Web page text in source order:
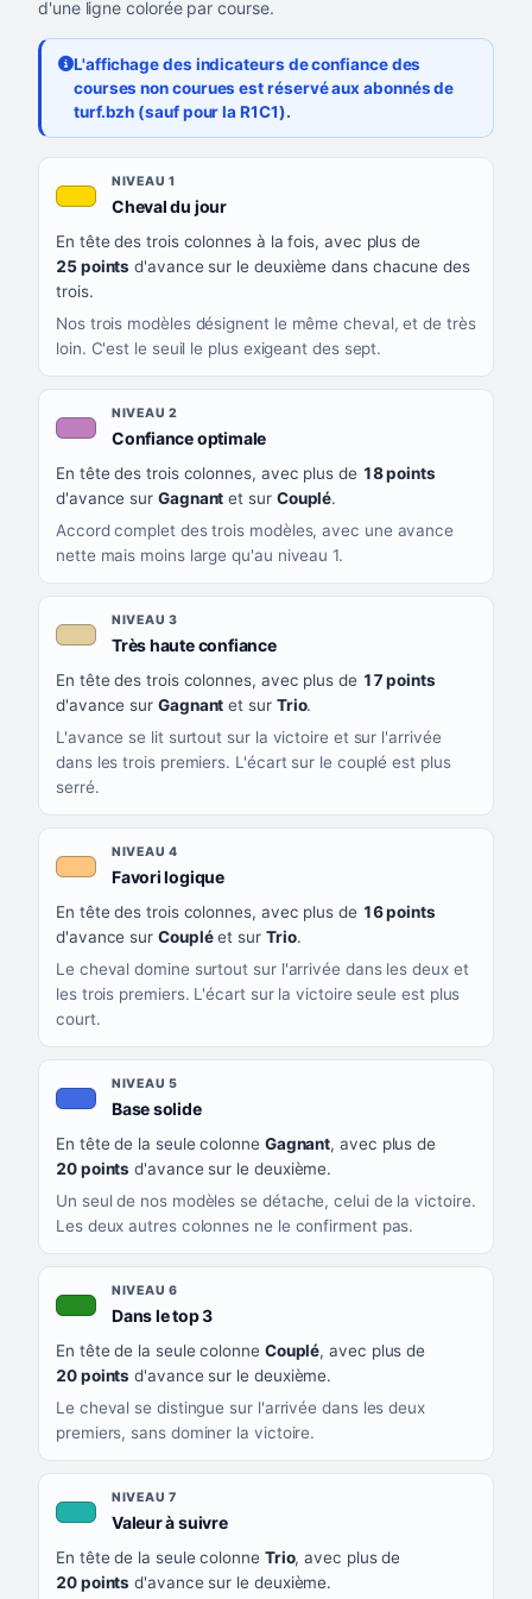
d'une ligne colorée par course.
L'affichage des indicateurs de confiance des
courses non courues est réservé aux abonnés de
turf.bzh (sauf pour la R1C1).
QUAND LA LIGNE PREND CETTE COULEUR
CE QUE CELA VOUS DIT
NIVEAU 1
Cheval du jour, couleur jaune or
En tête des trois colonnes à la fois, avec plus de
25 points d'avance sur le deuxième dans chacune des
trois.
Nos trois modèles désignent le même cheval, et de très
loin. C'est le seuil le plus exigeant des sept.
NIVEAU 2
Confiance optimale, couleur mauve
En tête des trois colonnes, avec plus de 18 points
d'avance sur Gagnant et sur Couplé.
Accord complet des trois modèles, avec une avance
nette mais moins large qu'au niveau 1.
NIVEAU 3
Très haute confiance, couleur beige
En tête des trois colonnes, avec plus de 17 points
d'avance sur Gagnant et sur Trio.
L'avance se lit surtout sur la victoire et sur l'arrivée
dans les trois premiers. L'écart sur le couplé est plus
serré.
NIVEAU 4
Favori logique, couleur orange clair
En tête des trois colonnes, avec plus de 16 points
d'avance sur Coupléet sur Trio.
Le cheval domine surtout sur l'arrivée dans les deux et
les trois premiers. L'écart sur la victoire seule est plus
court.
NIVEAU 5
Base solide, couleur bleu roi
En tête de la seule colonne Gagnant, avec plus de
20 points d'avance sur le deuxième.
Un seul de nos modèles se détache, celui de la victoire.
Les deux autres colonnes ne le confirment pas.
NIVEAU 6
Dans le top 3, couleur verte
En tête de la seule colonne Couplé, avec plus de
20 points d'avance sur le deuxième.
Le cheval se distingue sur l'arrivée dans les deux
premiers, sans dominer la victoire.
NIVEAU 7
Valeur à suivre, couleur turquoise
En tête de la seule colonne Trio, avec plus de
20 points d'avance sur le deuxième.